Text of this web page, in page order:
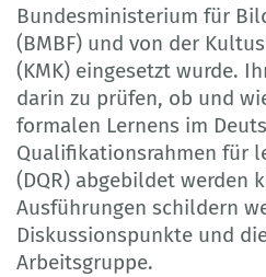
Bundesministerium für
(BMBF) und von der
(KMK) eingesetzt wurde.
darin zu prüfen, ob und
formalen Lernens im
Qualifikationsrahmen für
(DQR) abgebildet werden
Ausführungen schildern
Diskussionspunkte und
Arbeitsgruppe.